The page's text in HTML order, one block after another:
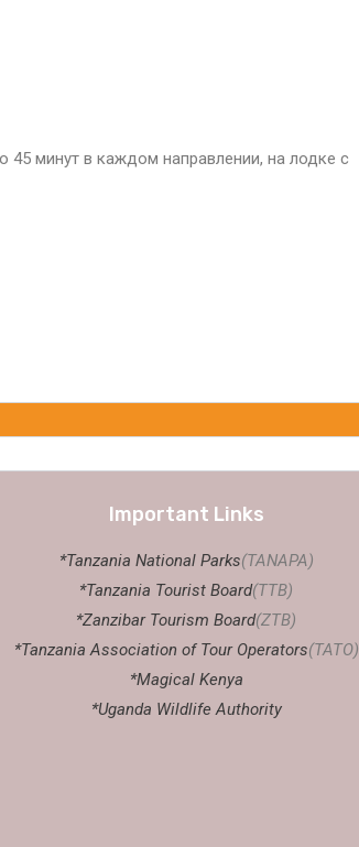
45 минут в каждом направлении, на лодке с
Important Links
*Tanzania National Parks(TANAPA)
*Tanzania Tourist Board(TTB)
*Zanzibar Tourism Board(ZTB)
*Tanzania Association of Tour Operators(TATO)
*Magical Kenya
*Uganda Wildlife Authority